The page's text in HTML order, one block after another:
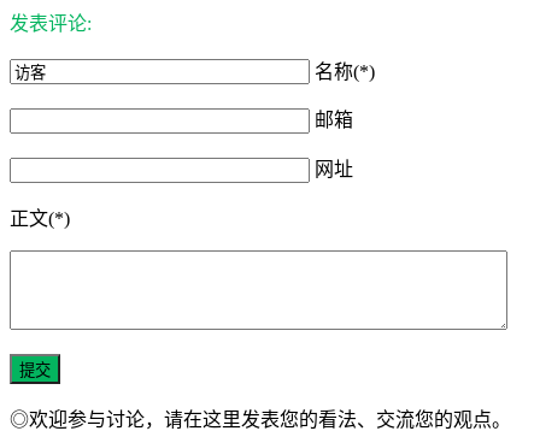
发表评论:
名称(*)
邮箱
网址
正文(*)
◎欢迎参与讨论，请在这里发表您的看法、交流您的观点。